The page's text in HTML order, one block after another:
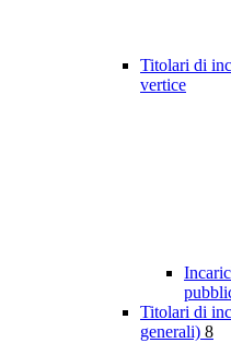
Titolari di
vertice
Titolari di
generali) 8